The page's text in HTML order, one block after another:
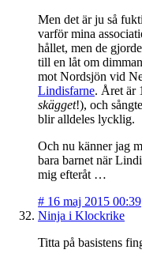
Men det är ju så
varför mina
hållet, men de
till en låt om
mot Nordsjön vid
Lindisfarne. Året är
skägget!), och
blir alldeles lycklig.
Och nu känner jag
bara barnet när
mig efteråt …
# 16 maj 2015 00:39
Ninja i Klockrike
Titta på basistens